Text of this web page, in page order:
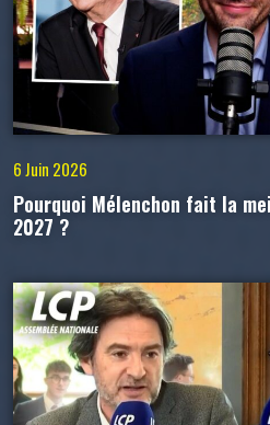
6 Juin 2026
Pourquoi Mélenchon fait la
2027 ?